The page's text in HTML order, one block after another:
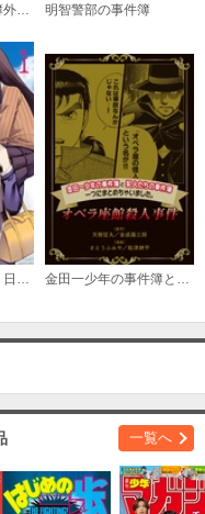
購入する
購入する
購入する
金田一少年の事件簿外伝 犯人たちの事件簿 明智警部の事件簿
一覧へ